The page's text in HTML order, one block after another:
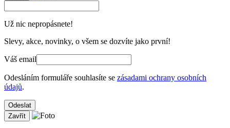
Už nic nepropásnete!
Slevy, akce, novinky, o všem se dozvíte jako první!
Váš email
Odesláním formuláře souhlasíte se zásadami ochrany osobních
údajů.
Odeslat
Zavřít